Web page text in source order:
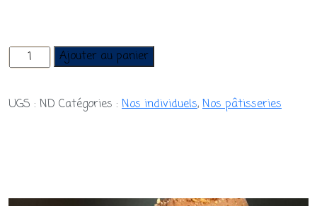
quantité
de
De
Ajouter au panier
UGS : ND Catégories : Nos individuels, Nos pâtisseries